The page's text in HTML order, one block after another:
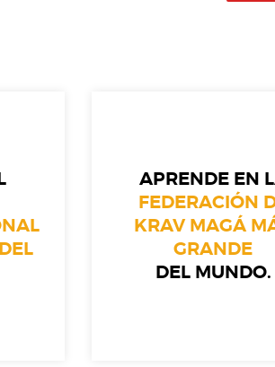
APRENDE EN
FEDERACIÓN
KRAV MAGÁ
GRANDE
DEL MUNDO.